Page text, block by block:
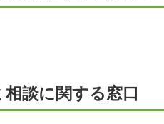
談に関する窓口